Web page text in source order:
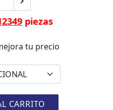
piezas
tu precio
CARRITO